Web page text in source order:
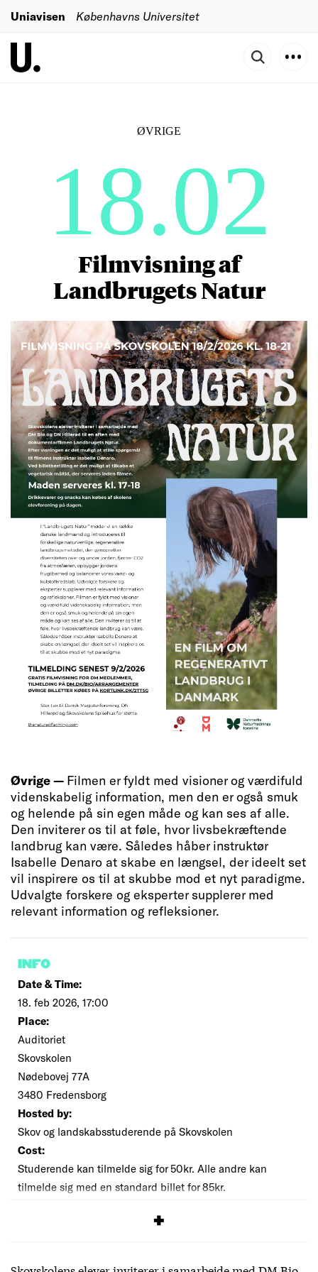
Uniavisen Københavns Universitet
ØVRIGE
18.02
Filmvisning af
Landbrugets Natur
Øvrige — Filmen er fyldt med visioner og værdifuld
videnskabelig information, men den er også smuk
og helende på sin egen måde og kan ses af alle.
Den inviterer os til at føle, hvor livsbekræftende
landbrug kan være. Således håber instruktør
Isabelle Denaro at skabe en længsel, der ideelt set
vil inspirere os til at skubbe mod et nyt paradigme.
Udvalgte forskere og eksperter supplerer med
relevant information og refleksioner.
INFO
Date & Time:
18. feb 2026, 17:00
Place:
Auditoriet
Skovskolen
Nødebovej 77A
3480 Fredensborg
Hosted by:
Skov og landskabsstuderende på Skovskolen
Cost:
Studerende kan tilmelde sig for 50kr. Alle andre kan
tilmelde sig med en standard billet for 85kr.